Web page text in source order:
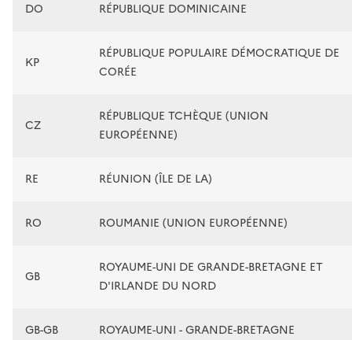
DO RÉPUBLIQUE DOMINICAINE
KP
RÉPUBLIQUE POPULAIRE DÉMOCRATIQUE DE
CORÉE
CZ
RÉPUBLIQUE TCHÈQUE (UNION
EUROPÉENNE)
RE RÉUNION (ÎLE DE LA)
RO ROUMANIE (UNION EUROPÉENNE)
GB
ROYAUME-UNI DE GRANDE-BRETAGNE ET
D'IRLANDE DU NORD
GB-GB ROYAUME-UNI - GRANDE-BRETAGNE